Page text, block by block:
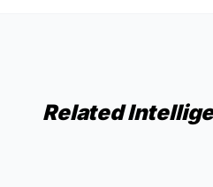
Related